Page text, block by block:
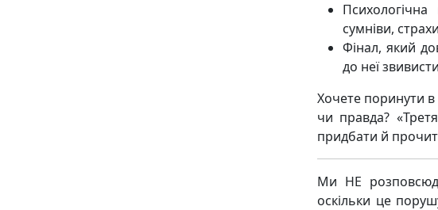
Психологічна
сумніви,
Фінал, який
до неї
Хочете поринути
чи правда?
придбати й
Ми НЕ
оскільки це